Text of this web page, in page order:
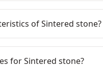
of Sintered stone?
for Sintered stone?